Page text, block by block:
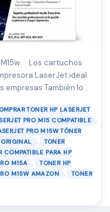
M15w Los cartuchos
LaserJet ideal
empresas También lo
44A y
Ideal para los que
con un tóner …
TONER HP LASERJET
PRO M15 COMPATIBLE ,
PRO M15W TÓNER
ORIGINAL ,
TONER
COMPATIBLE PARA HP
M15A ,
TONER HP
M15W AMAZON ,
TONER